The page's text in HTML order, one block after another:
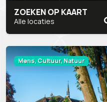
ZOEKEN OP KAART
Alle locaties
Mens, Cultuur, Natuur